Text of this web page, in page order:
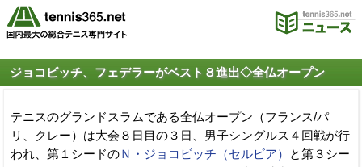
ジョコビッチ、フェデラーがベスト８進出◇全仏オープン
テニスのグランドスラムである全仏オープン（フランス/パ
リ、クレー）は大会８日目の３日、男子シングルス４回戦が行
われ、第１シードのＮ・ジョコビッチ（セルビア）
と第３シー